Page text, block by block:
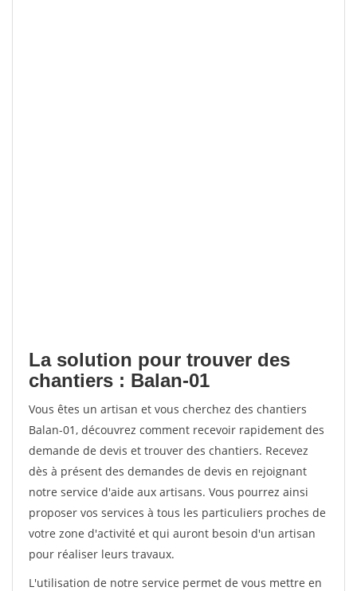
La solution pour trouver des
chantiers : Balan-01
Vous êtes un artisan et vous cherchez des chantiers
Balan-01, découvrez comment recevoir rapidement des
demande de devis et trouver des chantiers. Recevez
dès à présent des demandes de devis en rejoignant
notre service d'aide aux artisans. Vous pourrez ainsi
proposer vos services à tous les particuliers proches de
votre zone d'activité et qui auront besoin d'un artisan
pour réaliser leurs travaux.
L'utilisation de notre service permet de vous mettre en